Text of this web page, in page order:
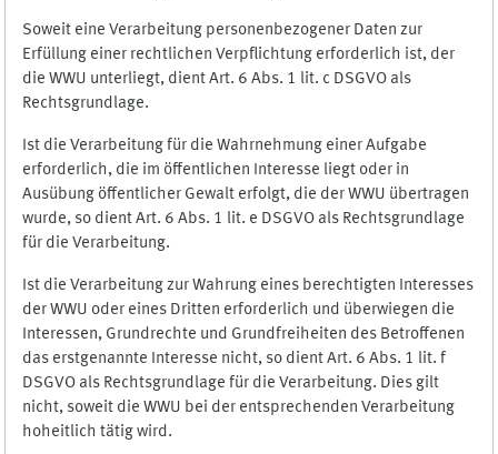
Soweit eine Verarbeitung personenbezogener Daten zur
Erfüllung einer rechtlichen Verpflichtung erforderlich ist, der
die WWU unterliegt, dient Art. 6 Abs. 1 lit. c DSGVO als
Rechtsgrundlage.
Ist die Verarbeitung für die Wahrnehmung einer Aufgabe
erforderlich, die im öffentlichen Interesse liegt oder in
Ausübung öffentlicher Gewalt erfolgt, die der WWU übertragen
wurde, so dient Art. 6 Abs. 1 lit. e DSGVO als Rechtsgrundlage
für die Verarbeitung.
Ist die Verarbeitung zur Wahrung eines berechtigten Interesses
der WWU oder eines Dritten erforderlich und überwiegen die
Interessen, Grundrechte und Grundfreiheiten des Betroffenen
das erstgenannte Interesse nicht, so dient Art. 6 Abs. 1 lit. f
DSGVO als Rechtsgrundlage für die Verarbeitung. Dies gilt
nicht, soweit die WWU bei der entsprechenden Verarbeitung
hoheitlich tätig wird.